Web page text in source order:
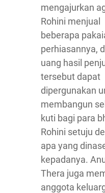
mengajurkan
Rohini menjual
beberapa
perhiasannya,
uang hasil
tersebut dapat
dipergunakan
membangun
kuti bagi para
Rohini setuju
apa yang
kepadanya.
Thera juga
anggota